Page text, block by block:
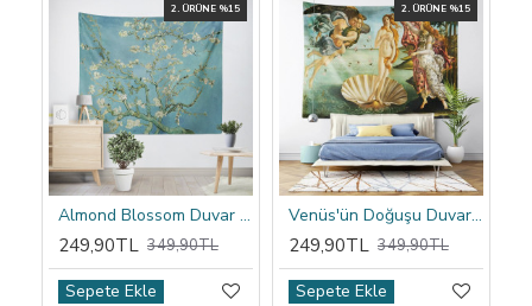
2. ÜRÜNE %15
Almond Blossom Duvar Örtüsü
249,90TL 349,90TL
Sepete Ekle
2. ÜRÜNE %15
Venüs'ün Doğuşu Duvar Örtüsü
249,90TL 349,90TL
Sepete Ekle